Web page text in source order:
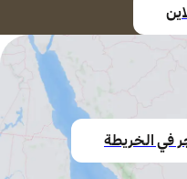
في الخريطة